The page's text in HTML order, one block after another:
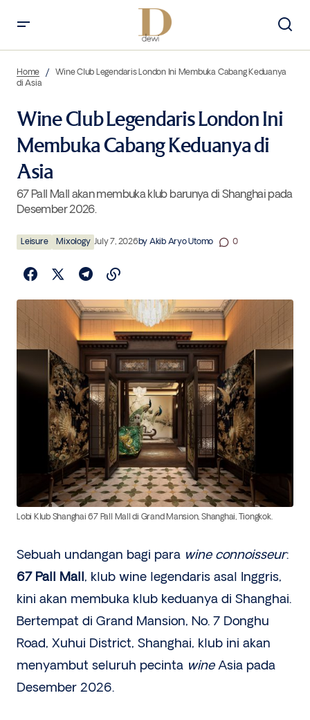
Home
Wine Club Legendaris London Ini Membuka Cabang Keduanya
di Asia
Wine Club Legendaris London Ini
Membuka Cabang Keduanya di
Asia
67 Pall Mall akan membuka klub barunya di Shanghai pada
Desember 2026.
Leisure Mixology July 7, 2026by Akib Aryo Utomo 0
Lobi Klub Shanghai 67 Pall Mall di Grand Mansion, Shanghai, Tiongkok.
Sebuah undangan bagi para wine connoisseur:
67 Pall Mall, klub wine legendaris asal Inggris,
kini akan membuka klub keduanya di Shanghai.
Bertempat di Grand Mansion, No. 7 Donghu
Road, Xuhui District, Shanghai, klub ini akan
menyambut seluruh pecinta wineAsia pada
Desember 2026.